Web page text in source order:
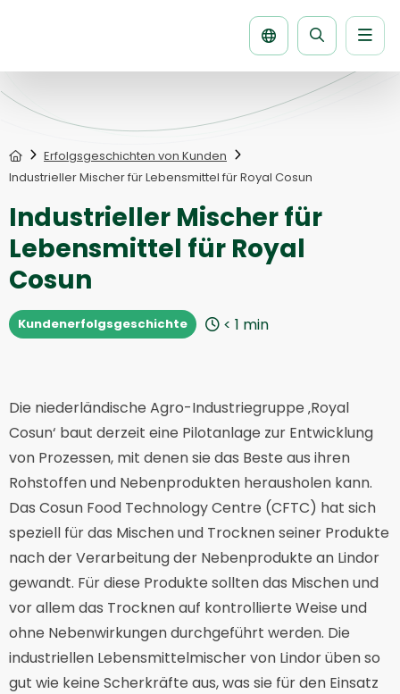
Seite
HomeErfolgsgeschichten von Kunden
Industrieller Mischer für Lebensmittel für Royal Cosun
Industrieller Mischer für
Lebensmittel für Royal
Cosun
Kundenerfolgsgeschichte < 1 min
Die niederländische Agro-Industriegruppe ‚Royal
Cosun‘ baut derzeit eine Pilotanlage zur Entwicklung
von Prozessen, mit denen sie das Beste aus ihren
Rohstoffen und Nebenprodukten herausholen kann.
Das Cosun Food Technology Centre (CFTC) hat sich
speziell für das Mischen und Trocknen seiner Produkte
nach der Verarbeitung der Nebenprodukte an Lindor
gewandt. Für diese Produkte sollten das Mischen und
vor allem das Trocknen auf kontrollierte Weise und
ohne Nebenwirkungen durchgeführt werden. Die
industriellen Lebensmittelmischer von Lindor üben so
gut wie keine Scherkräfte aus, was sie für den Einsatz